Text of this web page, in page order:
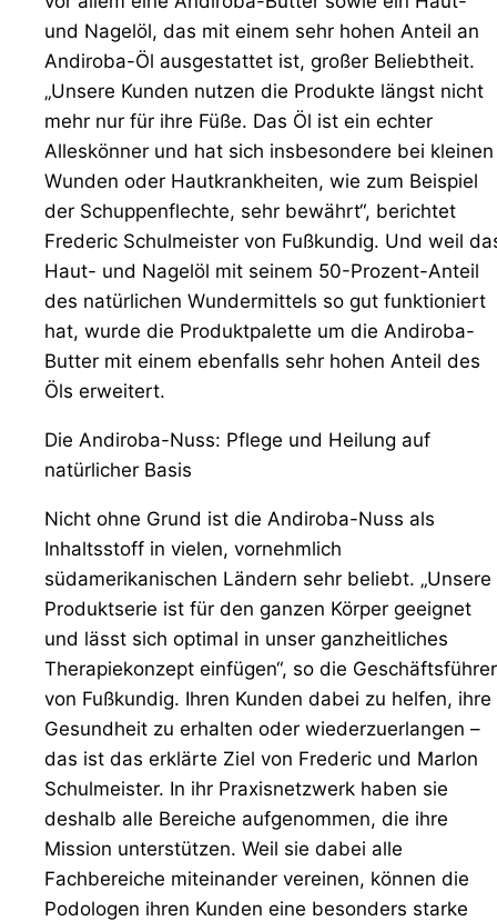
und Nagelöl, das mit einem sehr hohen Anteil an
Andiroba-Öl ausgestattet ist, großer Beliebtheit.
„Unsere Kunden nutzen die Produkte längst nicht
mehr nur für ihre Füße. Das Öl ist ein echter
Alleskönner und hat sich insbesondere bei kleinen
Wunden oder Hautkrankheiten, wie zum Beispiel
der Schuppenflechte, sehr bewährt“, berichtet
Frederic Schulmeister von Fußkundig. Und weil
Haut- und Nagelöl mit seinem 50-Prozent-Anteil
des natürlichen Wundermittels so gut funktioniert
hat, wurde die Produktpalette um die Andiroba-
Butter mit einem ebenfalls sehr hohen Anteil des
Öls erweitert.
Die Andiroba-Nuss: Pflege und Heilung auf
natürlicher Basis
Nicht ohne Grund ist die Andiroba-Nuss als
Inhaltsstoff in vielen, vornehmlich
südamerikanischen Ländern sehr beliebt. „Unsere
Produktserie ist für den ganzen Körper geeignet
und lässt sich optimal in unser ganzheitliches
Therapiekonzept einfügen“, so die Geschäftsführer
von Fußkundig. Ihren Kunden dabei zu helfen, ihre
Gesundheit zu erhalten oder wiederzuerlangen –
das ist das erklärte Ziel von Frederic und Marlon
Schulmeister. In ihr Praxisnetzwerk haben sie
deshalb alle Bereiche aufgenommen, die ihre
Mission unterstützen. Weil sie dabei alle
Fachbereiche miteinander vereinen, können die
Podologen ihren Kunden eine besonders starke